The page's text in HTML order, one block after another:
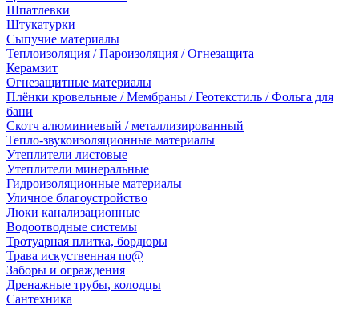
Шпатлевки
Штукатурки
Сыпучие материалы
Теплоизоляция / Пароизоляция / Огнезащита
Керамзит
Огнезащитные материалы
Плёнки кровельные / Мембраны / Геотекстиль / Фольга для
бани
Скотч алюминиевый / металлизированный
Тепло-звукоизоляционные материалы
Утеплители листовые
Утеплители минеральные
Гидроизоляционные материалы
Уличное благоустройство
Люки канализационные
Водоотводные системы
Тротуарная плитка, бордюры
Трава искуственная no@
Заборы и ограждения
Дренажные трубы, колодцы
Сантехника